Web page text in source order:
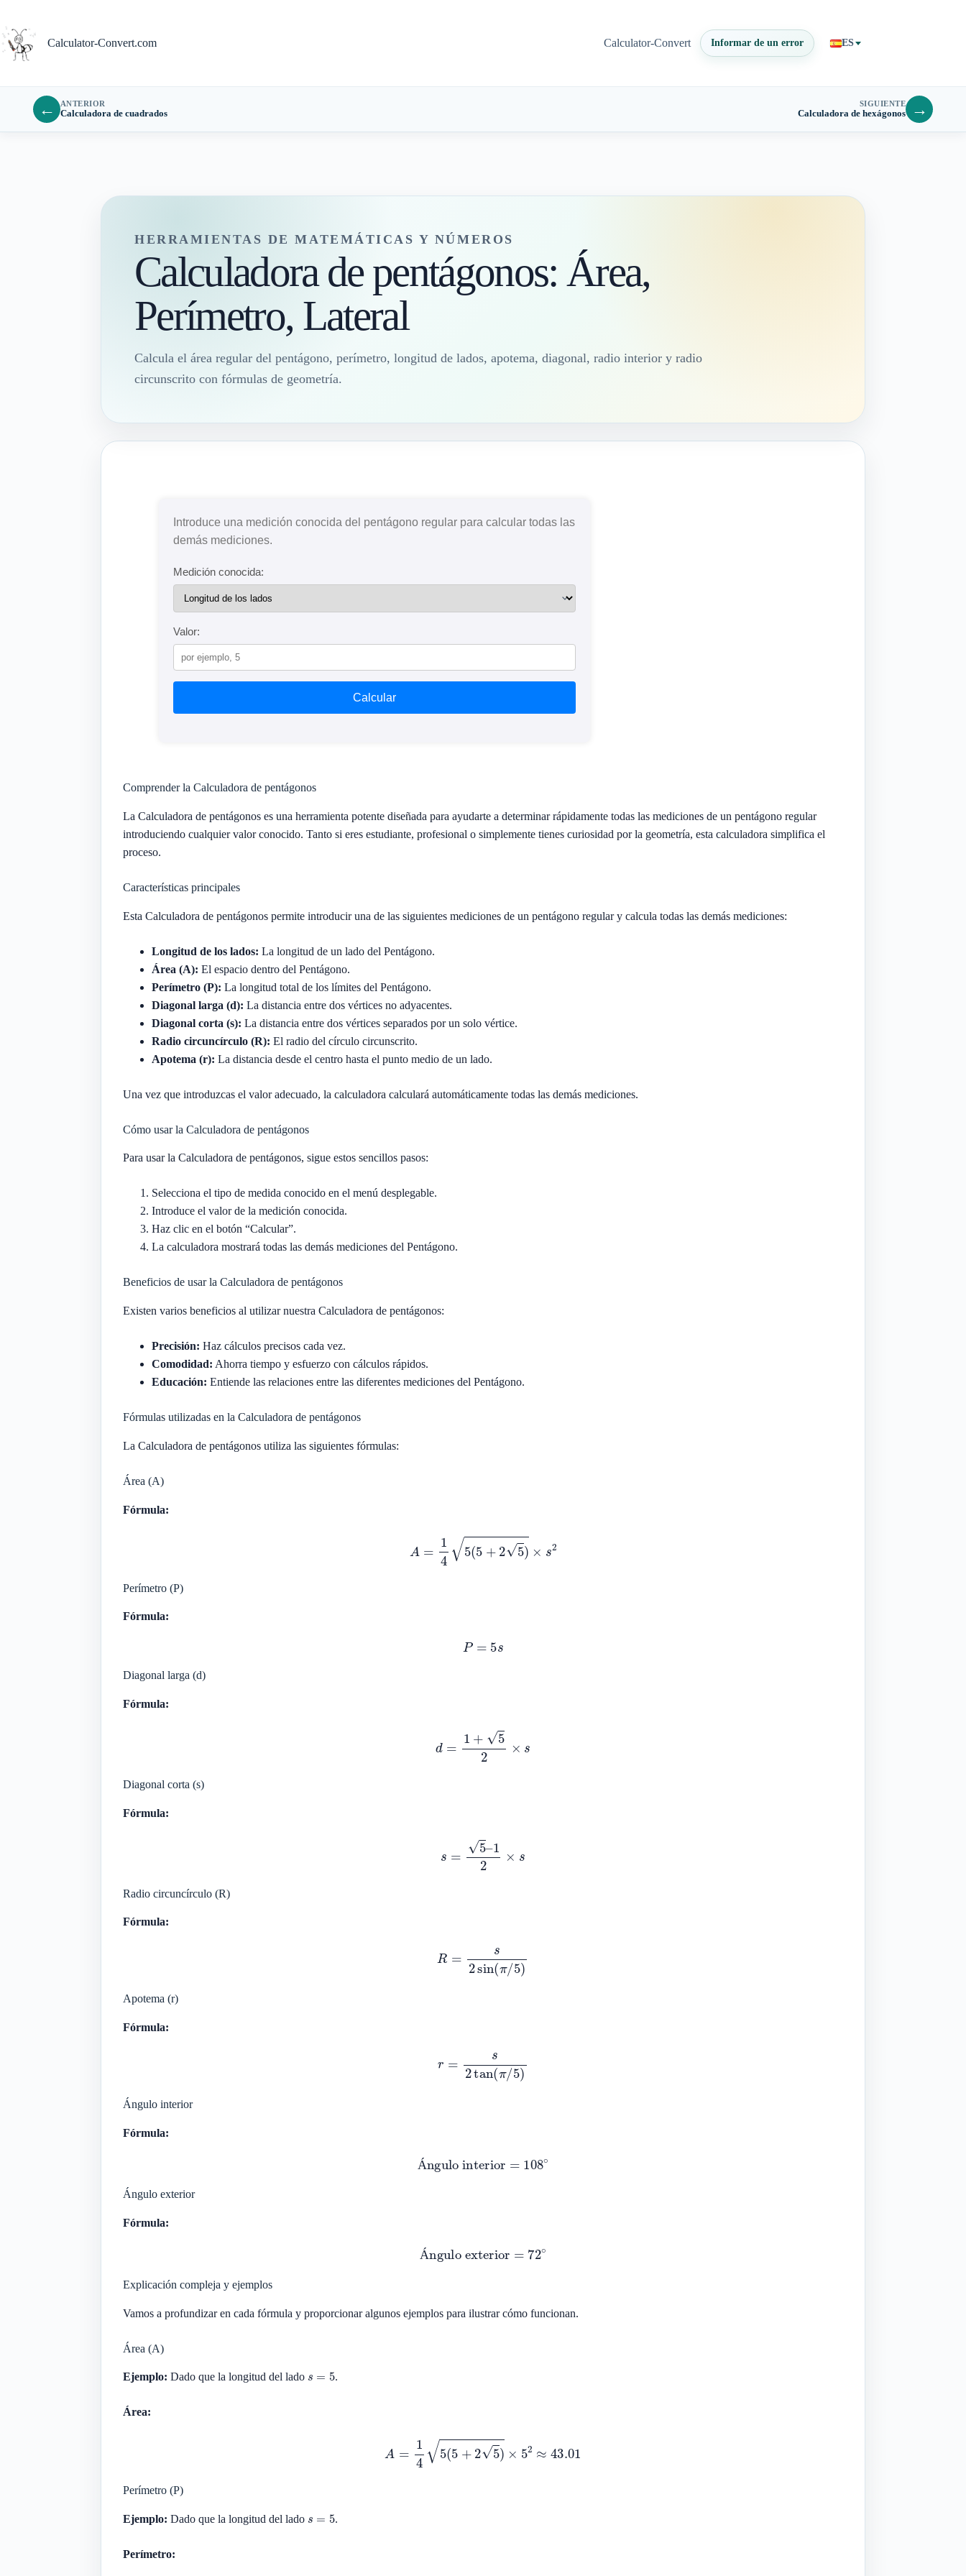
contenido
Calculator-Convert.com
Calculator-Convert Informar de un error ES
← ANTERIOR
Calculadora de cuadrados
SIGUIENTE
Calculadora de hexágonos →
HERRAMIENTAS DE MATEMÁTICAS Y NÚMEROS
Calculadora de pentágonos: Área,
Perímetro, Lateral
Calcula el área regular del pentágono, perímetro, longitud de lados, apotema, diagonal, radio interior y radio
circunscrito con fórmulas de geometría.
Introduce una medición conocida del pentágono regular para calcular todas las
demás mediciones.
Medición conocida:
Valor:
Calcular
Comprender la Calculadora de pentágonos
La Calculadora de pentágonos es una herramienta potente diseñada para ayudarte a determinar rápidamente todas las mediciones de un pentágono regular
introduciendo cualquier valor conocido. Tanto si eres estudiante, profesional o simplemente tienes curiosidad por la geometría, esta calculadora simplifica el
proceso.
Características principales
Esta Calculadora de pentágonos permite introducir una de las siguientes mediciones de un pentágono regular y calcula todas las demás mediciones:
Longitud de los lados: La longitud de un lado del Pentágono.
Área (A): El espacio dentro del Pentágono.
Perímetro (P): La longitud total de los límites del Pentágono.
Diagonal larga (d): La distancia entre dos vértices no adyacentes.
Diagonal corta (s): La distancia entre dos vértices separados por un solo vértice.
Radio circuncírculo (R): El radio del círculo circunscrito.
Apotema (r): La distancia desde el centro hasta el punto medio de un lado.
Una vez que introduzcas el valor adecuado, la calculadora calculará automáticamente todas las demás mediciones.
Cómo usar la Calculadora de pentágonos
Para usar la Calculadora de pentágonos, sigue estos sencillos pasos:
Selecciona el tipo de medida conocido en el menú desplegable.
Introduce el valor de la medición conocida.
Haz clic en el botón “Calcular”.
La calculadora mostrará todas las demás mediciones del Pentágono.
Beneficios de usar la Calculadora de pentágonos
Existen varios beneficios al utilizar nuestra Calculadora de pentágonos:
Precisión: Haz cálculos precisos cada vez.
Comodidad: Ahorra tiempo y esfuerzo con cálculos rápidos.
Educación: Entiende las relaciones entre las diferentes mediciones del Pentágono.
Fórmulas utilizadas en la Calculadora de pentágonos
La Calculadora de pentágonos utiliza las siguientes fórmulas:
Área (A)
Fórmula:
A= 45(5+25)×s2
Perímetro (P)
Fórmula:
P =5s
Diagonal larga (d)
Fórmula:
2×
Diagonal corta (s)
Fórmula:
–1
Radio circuncírculo (R)
Fórmula:
(π
Apotema (r)
Fórmula:
(π
Ángulo interior
Fórmula:
Á
Ángulo interior 108∘
Ángulo exterior
Fórmula:
Á
Ángulo exterior 72∘
Explicación compleja y ejemplos
Vamos a profundizar en cada fórmula y proporcionar algunos ejemplos para ilustrar cómo funcionan.
Área (A)
Ejemplo: Dado que la longitud del lado .
Área:
A 145(5+25)×5
Perímetro (P)
Ejemplo: Dado que la longitud del lado .
Perímetro: